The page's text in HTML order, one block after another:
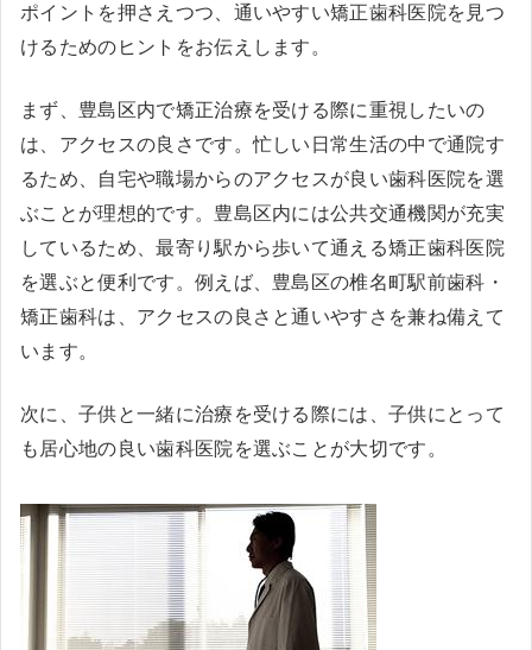
ポイントを押さえつつ、通いやすい矯正歯科医院を見つ
けるためのヒントをお伝えします。
まず、豊島区内で矯正治療を受ける際に重視したいの
は、アクセスの良さです。忙しい日常生活の中で通院す
るため、自宅や職場からのアクセスが良い歯科医院を選
ぶことが理想的です。豊島区内には公共交通機関が充実
しているため、最寄り駅から歩いて通える矯正歯科医院
を選ぶと便利です。例えば、豊島区の椎名町駅前歯科・
矯正歯科は、アクセスの良さと通いやすさを兼ね備えて
います。
次に、子供と一緒に治療を受ける際には、子供にとって
も居心地の良い歯科医院を選ぶことが大切です。